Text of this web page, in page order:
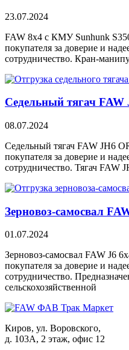
23.07.2024
FAW 8х4 с КМУ Sunhunk
покупателя за доверие и
сотрудничество. Кран-
Седельный тягач
08.07.2024
Седельный тягач FAW JH6
покупателя за доверие и
сотрудничество. Тягач FAW
Зерновоз-самосвал
01.07.2024
Зерновоз-самосвал FAW J6
покупателя за доверие и
сотрудничество.
сельскохозяйственной
Киров, ул. Воровского,
д. 103А, 2 этаж, офис 12